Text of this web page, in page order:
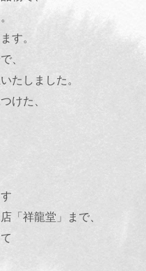
す。
、
たしました。
けた、
「祥龍堂」まで、